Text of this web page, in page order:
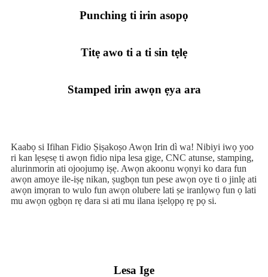
Punching ti irin asopọ
Titẹ awo ti a ti sin tẹlẹ
Stamped irin awọn ẹya ara
Kaabọ si Ifihan Fidio Ṣiṣakoṣo Awọn Irin dì wa! Nibiyi iwọ yoo
ri kan lẹsẹsẹ ti awọn fidio nipa lesa gige, CNC atunse, stamping,
alurinmorin ati ojoojumọ iṣẹ. Awọn akoonu wọnyi ko dara fun
awọn amoye ile-iṣẹ nikan, ṣugbọn tun pese awọn oye ti o jinlẹ ati
awọn imọran to wulo fun awọn olubere lati ṣe iranlọwọ fun ọ lati
mu awọn ọgbọn rẹ dara si ati mu ilana iṣelọpọ rẹ pọ si.
Lesa Ige